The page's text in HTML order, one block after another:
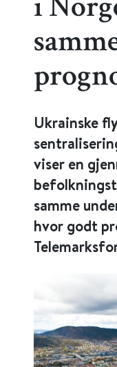
i
Ukrainske
viser en
samme
hvor godt